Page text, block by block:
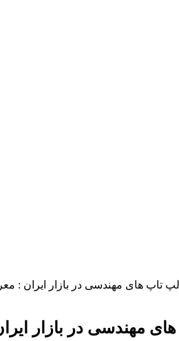
تاپ های مهندسی در بازار ایران :
مهندسی در بازار